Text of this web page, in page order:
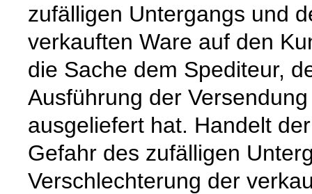
zufälligen Untergangs und
verkauften Ware auf den
die Sache dem Spediteur,
Ausführung der
ausgeliefert hat. Handelt
Gefahr des zufälligen
Verschlechterung der